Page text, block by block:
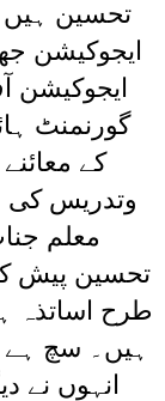
تحسین
ایجوکیشن
ایجوکیشن
گورنمنٹ
کے
وتدریس کی
معلم
تحسین پیش
طرح اساتذہ
ہیں۔ سچ ہے
انہوں نے